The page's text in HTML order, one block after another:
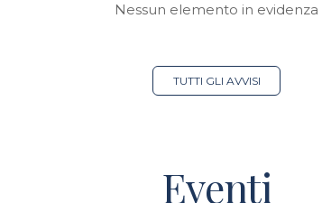
Nessun elemento in evidenza
TUTTI GLI AVVISI
Eventi